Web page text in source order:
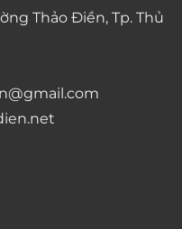
Thảo Điền, Tp. Thủ